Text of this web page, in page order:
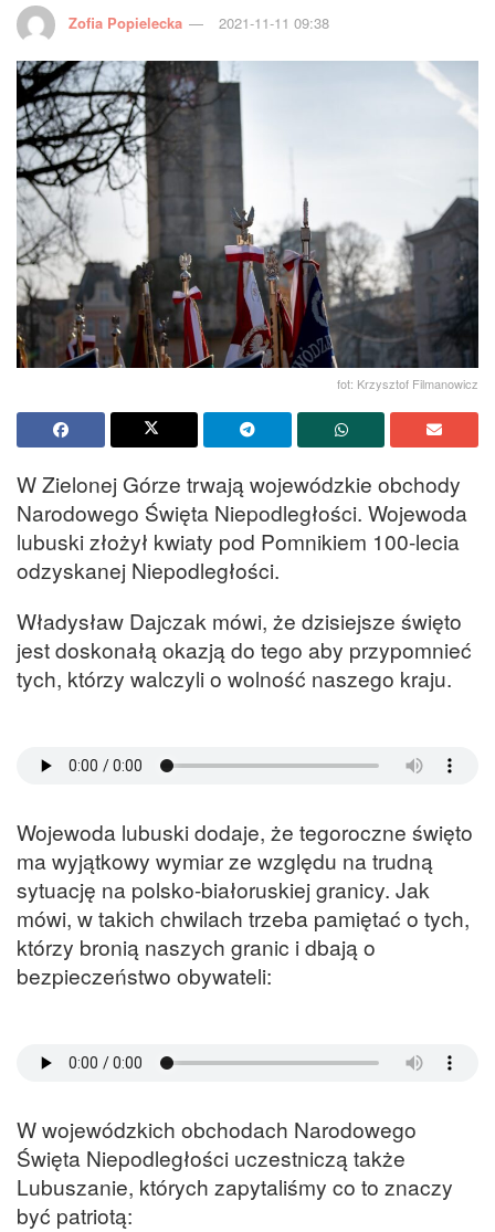
Zofia Popielecka 2021-11-11 09:38
fot: Krzysztof Filmanowicz
W Zielonej Górze trwają wojewódzkie obchody
Narodowego Święta Niepodległości. Wojewoda
lubuski złożył kwiaty pod Pomnikiem 100-lecia
odzyskanej Niepodległości.
Władysław Dajczak mówi, że dzisiejsze święto
jest doskonałą okazją do tego aby przypomnieć
tych, którzy walczyli o wolność naszego kraju.
Wojewoda lubuski dodaje, że tegoroczne święto
ma wyjątkowy wymiar ze względu na trudną
sytuację na polsko-białoruskiej granicy. Jak
mówi, w takich chwilach trzeba pamiętać o tych,
którzy bronią naszych granic i dbają o
bezpieczeństwo obywateli:
W wojewódzkich obchodach Narodowego
Święta Niepodległości uczestniczą także
Lubuszanie, których zapytaliśmy co to znaczy
być patriotą: